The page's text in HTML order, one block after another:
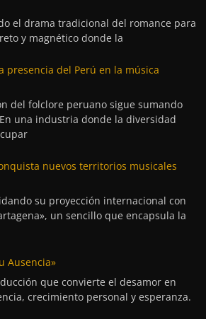
el drama tradicional del romance para
y magnético donde la
presencia del Perú en la música
del folclore peruano sigue sumando
una industria donde la diversidad
nuevos territorios musicales
su proyección internacional con
un sencillo que encapsula la
Ausencia»
que convierte el desamor en
crecimiento personal y esperanza.